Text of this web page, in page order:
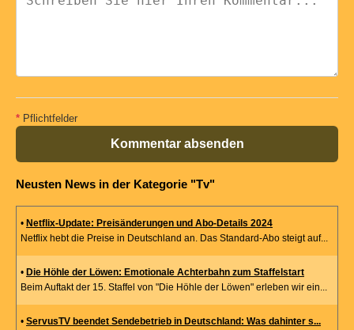
* Pflichtfelder
Kommentar absenden
Neusten News in der Kategorie "Tv"
• Netflix-Update: Preisänderungen und Abo-Details 2024
Netflix hebt die Preise in Deutschland an. Das Standard-Abo steigt auf...
• Die Höhle der Löwen: Emotionale Achterbahn zum Staffelstart
Beim Auftakt der 15. Staffel von "Die Höhle der Löwen" erleben wir ein...
• ServusTV beendet Sendebetrieb in Deutschland: Was dahinter s...